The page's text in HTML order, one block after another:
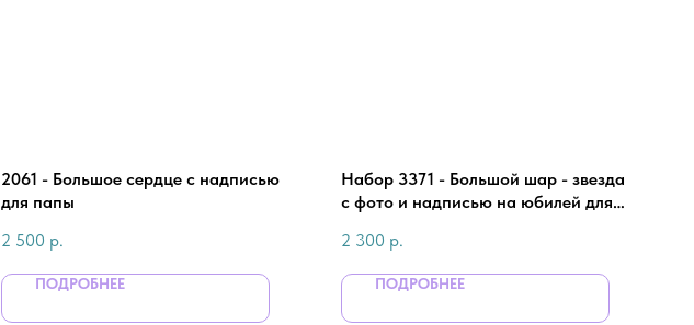
2061 - Большое сердце с надписью
для папы
2 500 р.
ПОДРОБНЕЕ
Набор 3371 - Большой шар - звезда
с фото и надписью на юбилей для
2 300 р.
ПОДРОБНЕЕ